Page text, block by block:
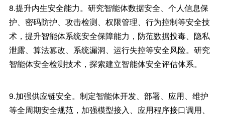
8.提升内生安全能力。研究智能体数据安全、个人信息保
护、密码防护、攻击检测、权限管理、行为控制等安全技
术，提升智能体系统安全保障能力，防范数据投毒、隐私
泄露、算法篡改、系统漏洞、运行失控等安全风险。研究
智能体安全检测技术，探索建立智能体安全评估体系。
9.加强供应链安全。制定智能体开发、部署、应用、维护
等全周期安全规范，加强模型接入、应用程序接口调用、